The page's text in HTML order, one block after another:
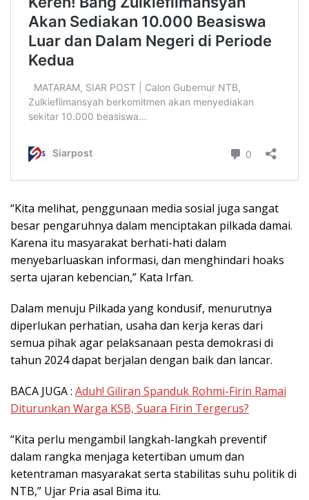
“Kita melihat, penggunaan media sosial juga sangat
besar pengaruhnya dalam menciptakan pilkada damai.
Karena itu masyarakat berhati-hati dalam
menyebarluaskan informasi, dan menghindari hoaks
serta ujaran kebencian,” Kata Irfan.
Dalam menuju Pilkada yang kondusif, menurutnya
diperlukan perhatian, usaha dan kerja keras dari
semua pihak agar pelaksanaan pesta demokrasi di
tahun 2024 dapat berjalan dengan baik dan lancar.
BACA JUGA : Aduh! Giliran Spanduk Rohmi-Firin Ramai
Diturunkan Warga KSB, Suara Firin Tergerus?
“Kita perlu mengambil langkah-langkah preventif
dalam rangka menjaga ketertiban umum dan
ketentraman masyarakat serta stabilitas suhu politik di
NTB,” Ujar Pria asal Bima itu.